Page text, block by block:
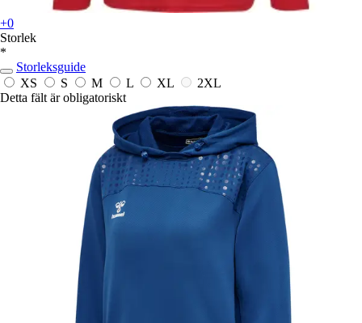
+0
Storlek
*
Storleksguide
XS
S M L XL
2XL
Detta fält är obligatoriskt